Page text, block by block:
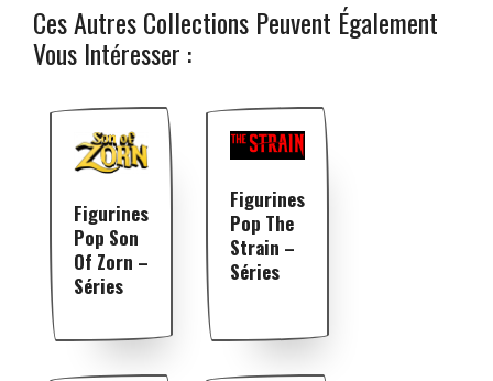
Ces Autres Collections Peuvent Également
Vous Intéresser :
Figurines
Pop Son
Of Zorn –
Séries
Figurines
Pop The
Strain –
Séries